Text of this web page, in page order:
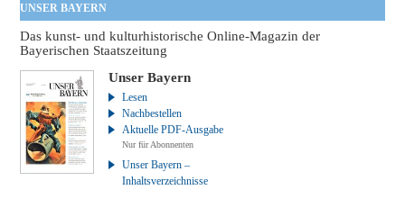
UNSER BAYERN
Das kunst- und kulturhistorische Online-Magazin der
Bayerischen Staatszeitung
Unser Bayern
Lesen
Nachbestellen
Aktuelle PDF-Ausgabe
Nur für Abonnenten
Unser Bayern –
Inhaltsverzeichnisse